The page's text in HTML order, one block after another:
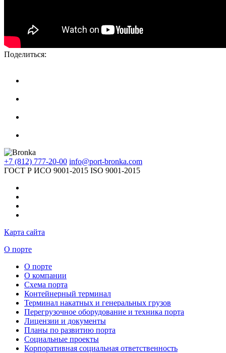
Поделиться:
+7 (812) 777-20-00 info@port-bronka.com
ГОСТ Р ИСО 9001-2015 ISO 9001-2015
Карта сайта
О порте
О порте
О компании
Схема порта
Контейнерный терминал
Терминал накатных и генеральных грузов
Перегрузочное оборудование и техника порта
Лицензии и документы
Планы по развитию порта
Социальные проекты
Корпоративная социальная ответственность